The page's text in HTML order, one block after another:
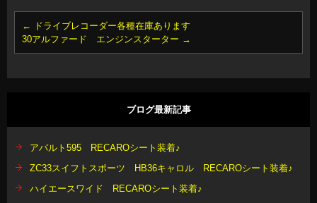
←
ドライブレコーダー各種在庫あります
30アルファード エンジンスターター →
ブログ最新記事
アバルト595 RECAROシート装着♪
ZC33スイフトスポーツ HB36キャロル RECAROシート装着♪
ハイエースワイド RECAROシート装着♪